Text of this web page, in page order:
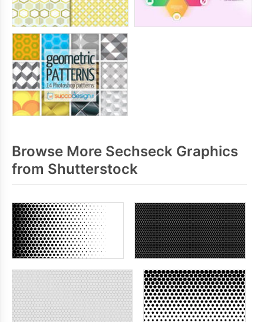
Browse More Sechseck Graphics
from Shutterstock